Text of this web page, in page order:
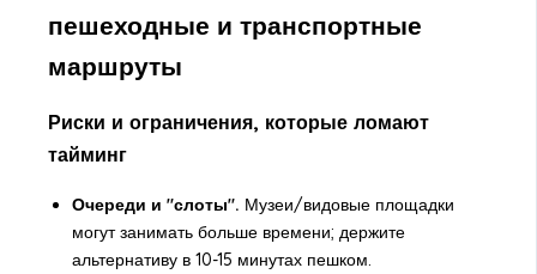
пешеходные и транспортные
маршруты
Риски и ограничения, которые ломают
тайминг
Очереди и "слоты". Музеи/видовые площадки
могут занимать больше времени; держите
альтернативу в 10-15 минутах пешком.